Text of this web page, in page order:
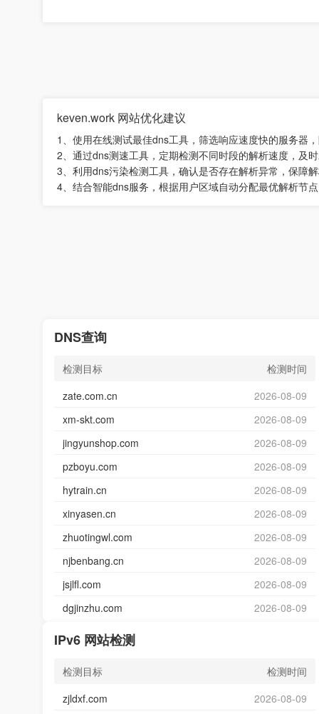
keven.work 网站优化建议
1、使用在线测试最佳dns工具，筛选响应速度快的服务器
2、通过dns测速工具，定期检测不同时段的解析速度，及
3、利用dns污染检测工具，确认是否存在解析异常，保障
4、结合智能dns服务，根据用户区域自动分配最优解析节
DNS查询
检测目标
检测时间
zate.com.cn
2026-08-09
xm-skt.com
2026-08-09
jingyunshop.com
2026-08-09
pzboyu.com
2026-08-09
hytrain.cn
2026-08-09
xinyasen.cn
2026-08-09
zhuotingwl.com
2026-08-09
njbenbang.cn
2026-08-09
jsjlfl.com
2026-08-09
dgjinzhu.com
2026-08-09
IPv6 网站检测
检测目标
检测时间
zjldxf.com
2026-08-09